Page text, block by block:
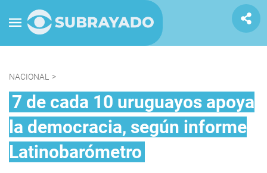
NACIONAL >
7 de cada 10 uruguayos apoya
la democracia, según informe
Latinobarómetro